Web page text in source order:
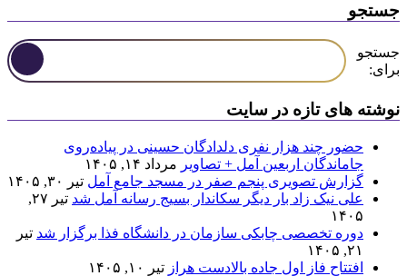
جستجو
جستجو
برای:
نوشته های تازه در سایت
حضور چند هزار نفری دلدادگان حسینی در پیاده‌روی
جاماندگان اربعین آمل + تصاویر مرداد ۱۴, ۱۴۰۵
گزارش تصویری پنجم صفر در مسجد جامع آمل تیر ۳۰, ۱۴۰۵
علی نیک زاد بار دیگر سکاندار بسیج رسانه آمل شد
تیر ۲۷,
۱۴۰۵
دوره تخصصی چابکی سازمان در دانشگاه فذا برگزار شد تیر
۲۱, ۱۴۰۵
افتتاح فاز اول جاده بالادست هراز تیر ۱۰, ۱۴۰۵